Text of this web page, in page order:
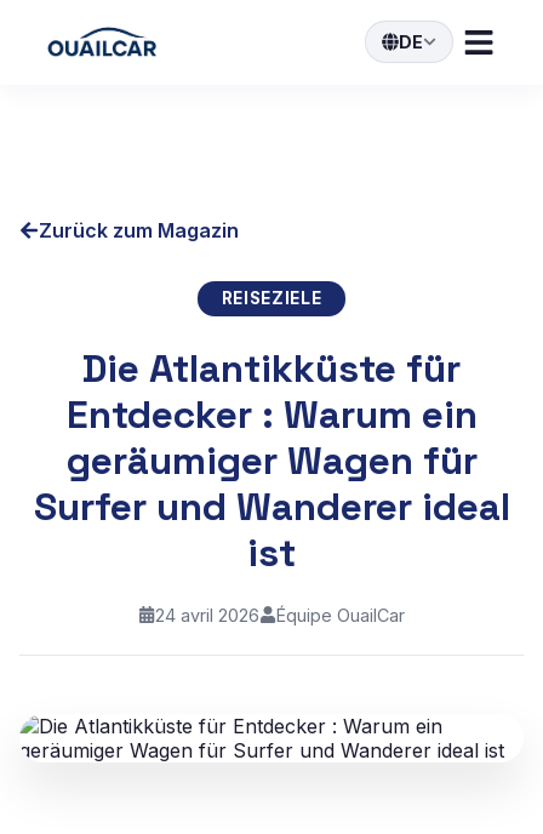
DE
Zurück zum Magazin
REISEZIELE
Die Atlantikküste für
Entdecker : Warum ein
geräumiger Wagen für
Surfer und Wanderer ideal
ist
24 avril 2026 Équipe OuailCar